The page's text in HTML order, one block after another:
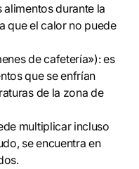
durante la
que el calor no puede
de cafetería»): es
que se enfrían
de la zona de
multiplicar incluso
se encuentra en